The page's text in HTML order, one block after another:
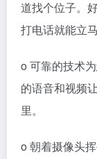
道找个位子。
打电话就能立
o 可靠的技术
的语音和视频
里。
o 朝着摄像头